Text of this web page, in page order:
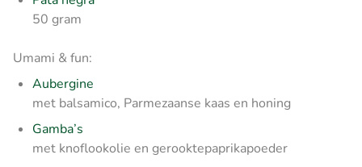
50 gram
Umami & fun:
Aubergine
met balsamico, Parmezaanse kaas en honing
Gamba’s
met knoflookolie en gerooktepaprikapoeder